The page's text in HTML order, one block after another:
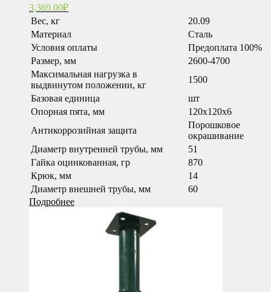
3,369.00₽
Вес, кг
20.09
Материал
Сталь
Условия оплаты
Предоплата 100%
Размер, мм
2600-4700
Максимальная нагрузка в
выдвинутом положении, кг
1500
Базовая единица
шт
Опорная пята, мм
120x120x6
Антикоррозийная защита
Порошковое
окрашивание
Диаметр внутренней трубы, мм
51
Гайка оцинкованная, гр
870
Крюк, мм
14
Диаметр внешней трубы, мм
60
Подробнее